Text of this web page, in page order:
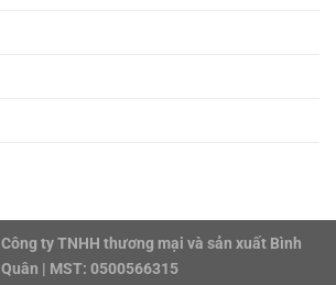
Công ty TNHH thương mại và sản xuất Bình
Quân | MST: 0500566315